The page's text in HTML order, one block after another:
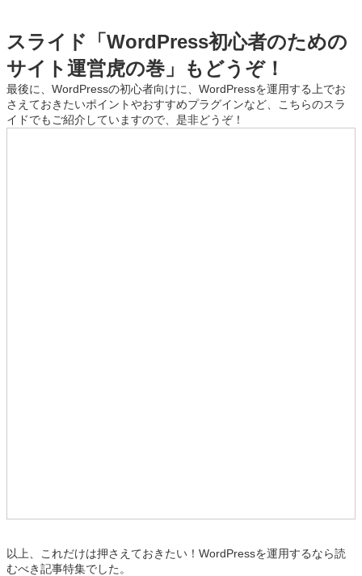
スライド「WordPress初心者のための
サイト運営虎の巻」もどうぞ！
最後に、WordPressの初心者向けに、WordPressを運用する上でお
さえておきたいポイントやおすすめプラグインなど、こちらのスラ
イドでもご紹介していますので、是非どうぞ！
以上、これだけは押さえておきたい！WordPressを運用するなら読
むべき記事特集でした。